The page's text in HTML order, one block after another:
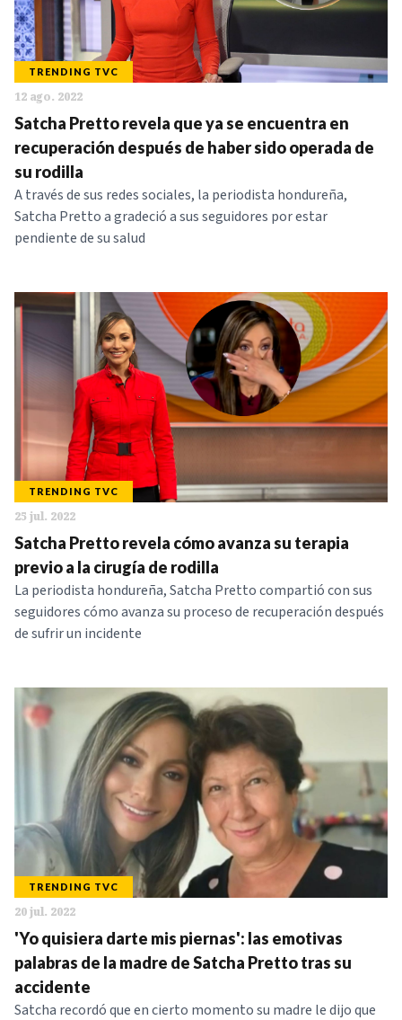
TRENDING TVC
12 ago. 2022
Satcha Pretto revela que ya se encuentra en
recuperación después de haber sido operada de
su rodilla
A través de sus redes sociales, la periodista hondureña,
Satcha Pretto a gradeció a sus seguidores por estar
pendiente de su salud
TRENDING TVC
25 jul. 2022
Satcha Pretto revela cómo avanza su terapia
previo a la cirugía de rodilla
La periodista hondureña, Satcha Pretto compartió con sus
seguidores cómo avanza su proceso de recuperación después
de sufrir un incidente
TRENDING TVC
20 jul. 2022
'Yo quisiera darte mis piernas': las emotivas
palabras de la madre de Satcha Pretto tras su
accidente
Satcha recordó que en cierto momento su madre le dijo que